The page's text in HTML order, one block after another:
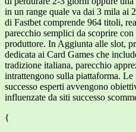
in un range quale va dai 3 mila ai
di Fastbet comprende 964 titoli,
parecchio semplici da scoprire
produttore. In Aggiunta alle slot,
dedicata ai Card Games che
tradizione italiana, parecchio
intrattengono sulla piattaforma. Le
successo esperti avvengono
influenzate da siti successo
{